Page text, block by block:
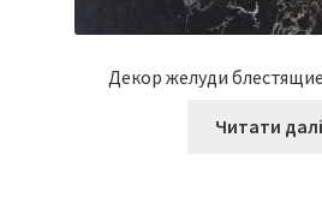
Декор желуди
Читати далі